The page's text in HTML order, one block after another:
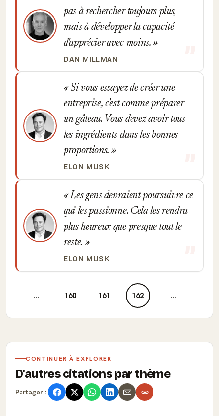
pas à rechercher toujours plus,
mais à développer la capacité
d'apprécier avec moins.
DAN MILLMAN
Si vous essayez de créer une
entreprise, c'est comme préparer
un gâteau. Vous devez avoir tous
les ingrédients dans les bonnes
proportions.
ELON MUSK
Les gens devraient poursuivre ce
qui les passionne. Cela les rendra
plus heureux que presque tout le
reste.
ELON MUSK
... 160 161 162 ...
CONTINUER À EXPLORER
D'autres citations par thème
Partager :